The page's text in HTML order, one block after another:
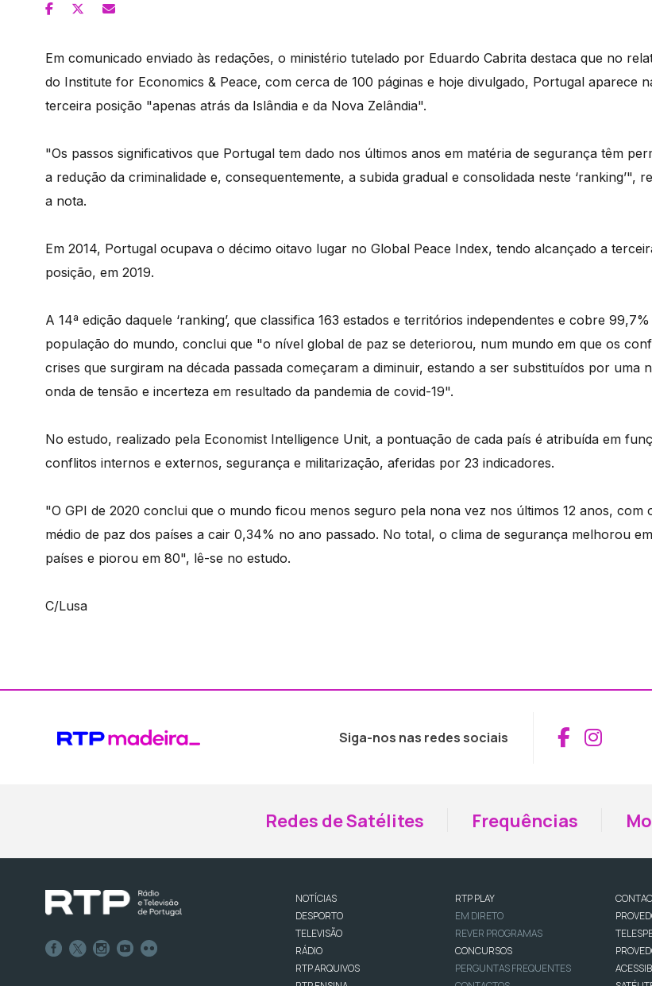
Em comunicado enviado às redações, o ministério tutelado por Eduardo Cabrita destaca que no
do Institute for Economics & Peace, com cerca de 100 páginas e hoje divulgado, Portugal aparece
terceira posição "apenas atrás da Islândia e da Nova Zelândia".
"Os passos significativos que Portugal tem dado nos últimos anos em matéria de segurança têm
a redução da criminalidade e, consequentemente, a subida gradual e consolidada neste ‘ranking’",
a nota.
Em 2014, Portugal ocupava o décimo oitavo lugar no Global Peace Index, tendo alcançado a
posição, em 2019.
A 14ª edição daquele ‘ranking’, que classifica 163 estados e territórios independentes e cobre
população do mundo, conclui que "o nível global de paz se deteriorou, num mundo em que os
crises que surgiram na década passada começaram a diminuir, estando a ser substituídos por uma
onda de tensão e incerteza em resultado da pandemia de covid-19".
No estudo, realizado pela Economist Intelligence Unit, a pontuação de cada país é atribuída em
conflitos internos e externos, segurança e militarização, aferidas por 23 indicadores.
"O GPI de 2020 conclui que o mundo ficou menos seguro pela nona vez nos últimos 12 anos, com
médio de paz dos países a cair 0,34% no ano passado. No total, o clima de segurança melhorou
países e piorou em 80", lê-se no estudo.
C/Lusa
Siga-nos nas redes sociais Aceder
Redes de Satélites Frequências
NOTÍCIAS
DESPORTO
TELEVISÃO
RÁDIO
RTP ARQUIVOS
RTP PLAY
EM DIRETO
REVER PROGRAMAS
CONCURSOS
PERGUNTAS FREQUENTES